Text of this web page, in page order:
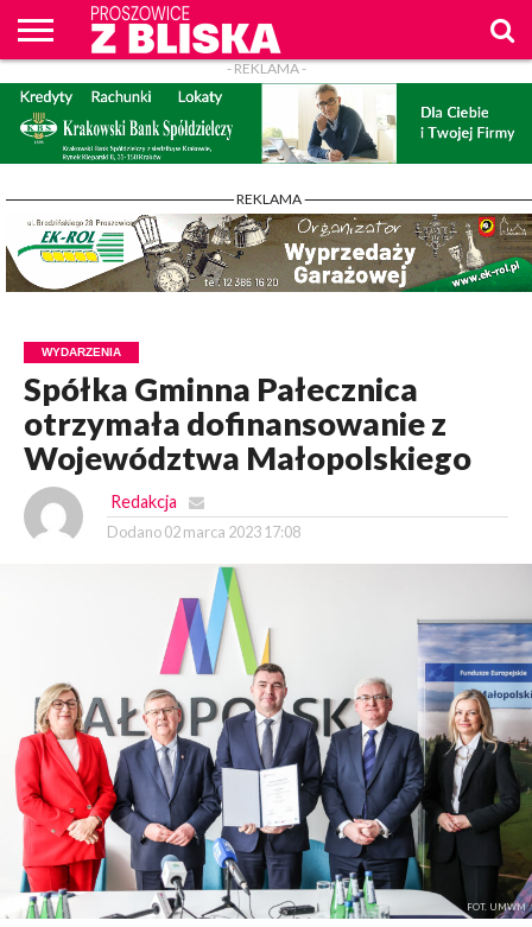
O
NAS
WIADOMOŚCI
ZAPYTAM
WPROST
CENNIK
REKLAM
PROSZOWICE
Z BLISKA
KONTAKT
- REKLAMA -
- REKLAMA -
WYDARZENIA
Spółka Gminna Pałecznica
otrzymała dofinansowanie z
Województwa Małopolskiego
Redakcja
Dodano 02 marca 2023 17:08
FOT. UMWM